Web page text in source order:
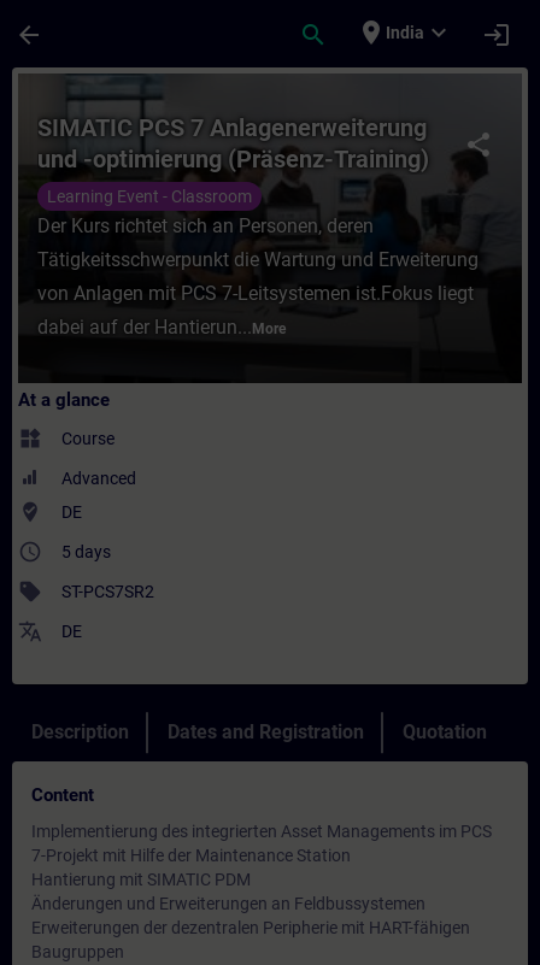
arrow_back search place India expand_more login
Course - SIMATIC PCS 7
share
SIMATIC PCS 7 Anlagenerweiterung
und -optimierung (Präsenz-Training)
Learning Event - Classroom
Der Kurs richtet sich an Personen, deren
Tätigkeitsschwerpunkt die Wartung und Erweiterung
von Anlagen mit PCS 7-Leitsystemen ist.Fokus liegt
dabei auf der Hantierun... More
At a glance
widgets Course
Advanced
where_to_vote DE
access_time 5 days
sell ST-PCS7SR2
translate DE
Description Dates and Registration Quotation
Content
Implementierung des integrierten Asset Managements im PCS
7-Projekt mit Hilfe der Maintenance Station
Hantierung mit SIMATIC PDM
Änderungen und Erweiterungen an Feldbussystemen
Erweiterungen der dezentralen Peripherie mit HART-fähigen
Baugruppen